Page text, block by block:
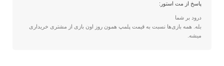
پاسخ از مت استور:
درود بر شما
بله. همه بازی‌ها نسبت به قیمت پلمپ همون روز اون بازی از مشتری خریداری
میشه.